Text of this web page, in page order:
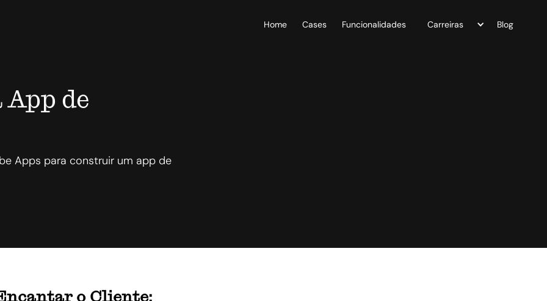
Home Cases Funcionalidades Carreiras Blog
App de
Apps para construir um app de
o Cliente: